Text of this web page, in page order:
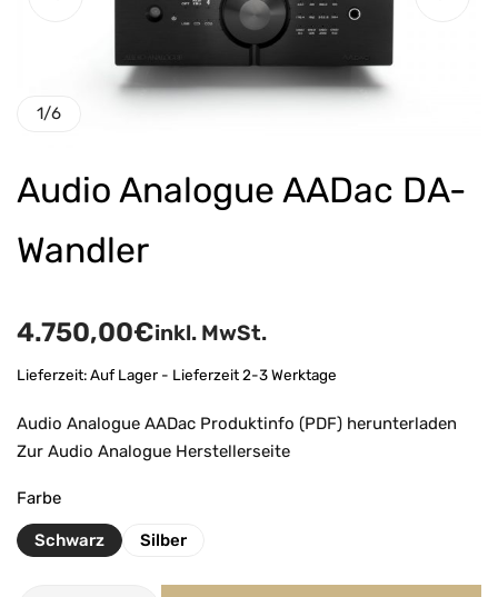
1/6
Audio Analogue AADac DA-
Wandler
4.750,00€inkl. MwSt.
Lieferzeit:Auf Lager - Lieferzeit 2-3 Werktage
Audio Analogue AADac Produktinfo (PDF) herunterladen
Zur Audio Analogue Herstellerseite
Farbe
Schwarz Silber